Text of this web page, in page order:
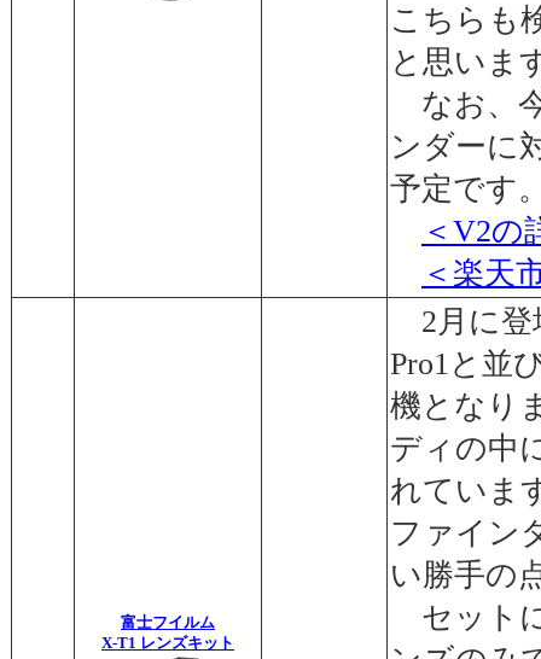
こちらも
と思いま
なお、
ンダーに
予定です
＜V2の
＜楽天
富士フイルム
X-T1 レンズキット
2月に登
Pro1と並
機となり
ディの中
れていま
ファイン
い勝手の
セット